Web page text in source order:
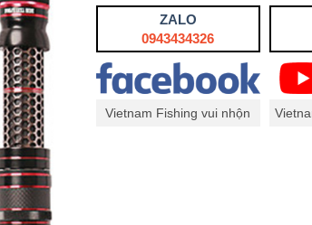
ZALO
0943434326
Vietnam Fishing vui nhộn